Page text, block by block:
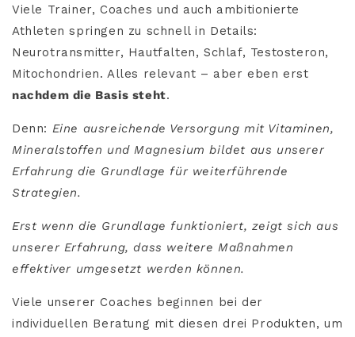
Viele Trainer, Coaches und auch ambitionierte
Athleten springen zu schnell in Details:
Neurotransmitter, Hautfalten, Schlaf, Testosteron,
Mitochondrien. Alles relevant – aber eben erst
nachdem die Basis steht.
Denn: Eine ausreichende Versorgung mit Vitaminen,
Mineralstoffen und Magnesium bildet aus unserer
Erfahrung die Grundlage für weiterführende
Strategien.
Erst wenn die Grundlage funktioniert, zeigt sich aus
unserer Erfahrung, dass weitere Maßnahmen
effektiver umgesetzt werden können.
Viele unserer Coaches beginnen bei der
individuellen Beratung mit diesen drei Produkten, um